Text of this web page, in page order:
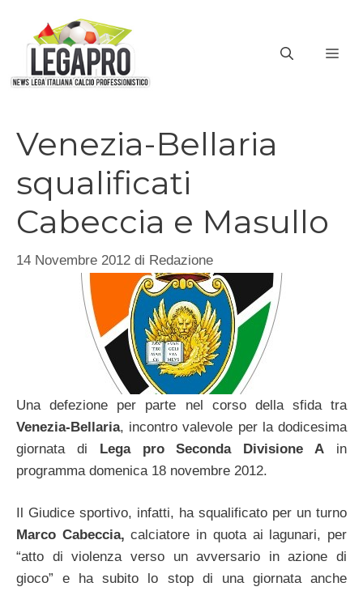
contenuto
Venezia-Bellaria
squalificati
Cabeccia e Masullo
14 Novembre 2012 di Redazione
Una defezione per parte nel corso della sfida tra
Venezia-Bellaria, incontro valevole per la dodicesima
giornata di Lega pro Seconda Divisione A in
programma domenica 18 novembre 2012.
Il Giudice sportivo, infatti, ha squalificato per un turno
Marco Cabeccia, calciatore in quota ai lagunari, per
“atto di violenza verso un avversario in azione di
gioco” e ha subito lo stop di una giornata anche